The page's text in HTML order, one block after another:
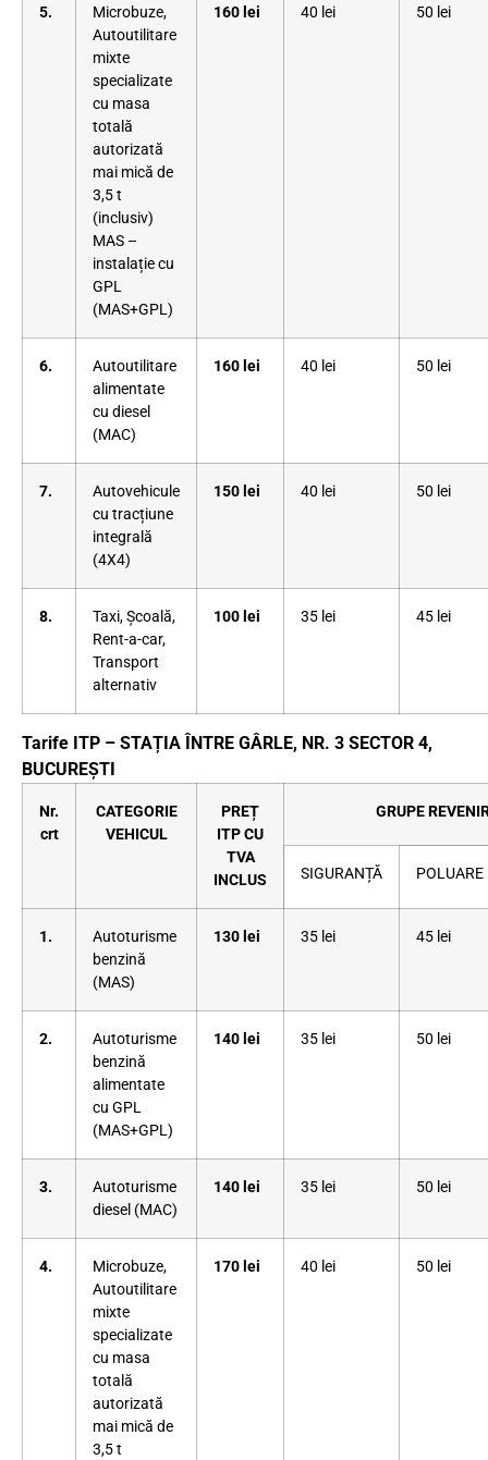
5.
Microbuze,
Autoutilitare
mixte
specializate
cu masa
totală
autorizată
mai mică de
3,5 t
(inclusiv)
MAS –
instalație cu
GPL
(MAS+GPL)
160 lei 40 lei 50 lei
6.
Autoutilitare
alimentate
cu diesel
(MAC)
160 lei 40 lei 50 lei
7.
Autovehicule
cu tracțiune
integrală
(4X4)
150 lei 40 lei 50 lei
8.
Taxi, Școală,
Rent-a-car,
Transport
alternativ
100 lei 35 lei 45 lei
Tarife ITP – STAȚIA ÎNTRE GÂRLE, NR. 3 SECTOR 4,
BUCUREȘTI
Nr.
crt
CATEGORIE
VEHICUL
PREȚ
ITP CU
TVA
INCLUS
GRUPE
SIGURANȚĂ POLUARE
1.
Autoturisme
benzină
(MAS)
130 lei 35 lei 45 lei
2.
Autoturisme
benzină
alimentate
cu GPL
(MAS+GPL)
140 lei 35 lei 50 lei
3.
Autoturisme
diesel (MAC)
140 lei 35 lei 50 lei
4.
Microbuze,
Autoutilitare
mixte
specializate
cu masa
totală
autorizată
mai mică de
3,5 t
170 lei 40 lei 50 lei